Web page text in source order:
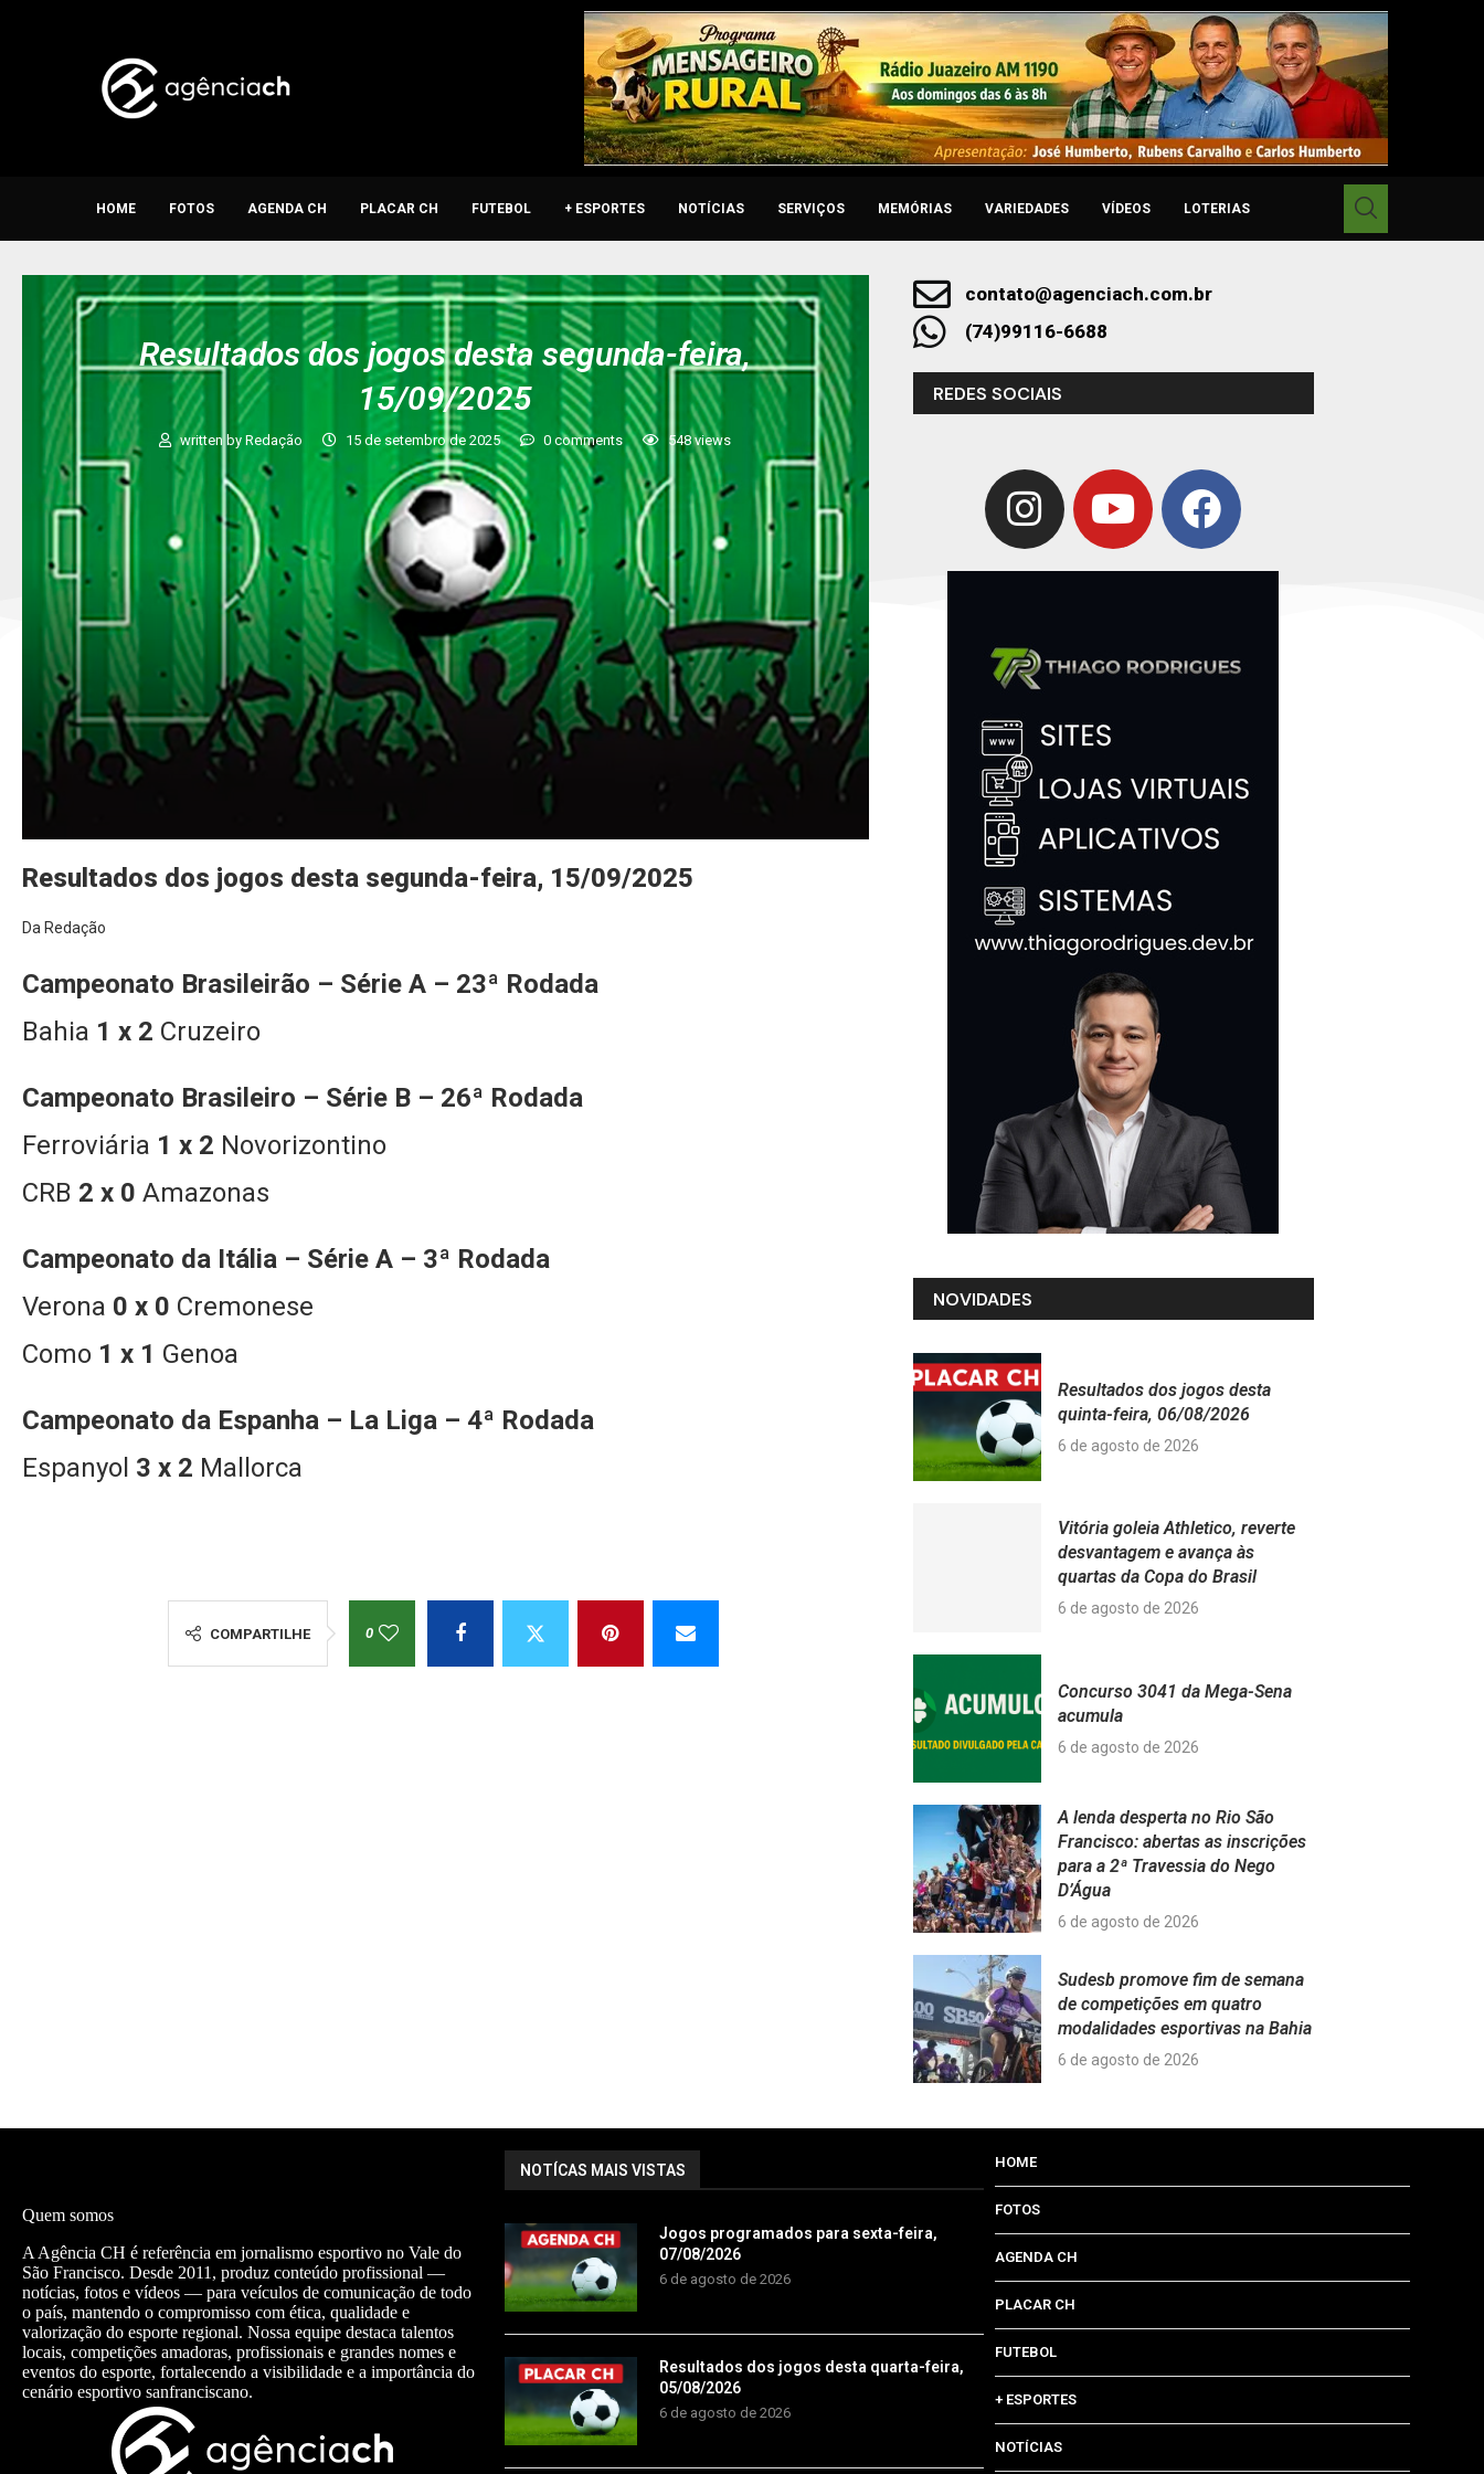
HOME FOTOS AGENDA CH PLACAR CH FUTEBOL + ESPORTES NOTÍCIAS SERVIÇOS MEMÓRIAS VARIEDADES VÍDEOS LOTERIAS
Resultados dos jogos desta segunda-feira,
15/09/2025
written byRedação 15 de setembro de 2025 0 comments 548views
Resultados dos jogos desta segunda-feira, 15/09/2025
Da Redação
Campeonato Brasileirão – Série A – 23ª Rodada
Bahia 1 x 2 Cruzeiro
Campeonato Brasileiro – Série B – 26ª Rodada
Ferroviária 1 x 2 Novorizontino
CRB 2 x 0 Amazonas
Campeonato da Itália – Série A – 3ª Rodada
Verona 0 x 0 Cremonese
Como 1 x 1 Genoa
Campeonato da Espanha – La Liga – 4ª Rodada
Espanyol 3 x 2 Mallorca
COMPARTILHE 0
contato@agenciach.com.br
(74)99116-6688
REDES SOCIAIS
NOVIDADES
Resultados dos jogos desta
quinta-feira, 06/08/2026
6 de agosto de 2026
Vitória goleia Athletico, reverte
desvantagem e avança às
quartas da Copa do Brasil
6 de agosto de 2026
Concurso 3041 da Mega-Sena
acumula
6 de agosto de 2026
A lenda desperta no Rio São
Francisco: abertas as inscrições
para a 2ª Travessia do Nego
D’Água
6 de agosto de 2026
Sudesb promove fim de semana
de competições em quatro
modalidades esportivas na Bahia
6 de agosto de 2026
Quem somos
A Agência CH é referência em jornalismo esportivo no Vale do
São Francisco. Desde 2011, produz conteúdo profissional —
notícias, fotos e vídeos — para veículos de comunicação de todo
o país, mantendo o compromisso com ética, qualidade e
valorização do esporte regional. Nossa equipe destaca talentos
locais, competições amadoras, profissionais e grandes nomes e
eventos do esporte, fortalecendo a visibilidade e a importância do
cenário esportivo sanfranciscano.
NOTÍCAS MAIS VISTAS
Jogos programados para sexta-feira,
07/08/2026
6 de agosto de 2026
Resultados dos jogos desta quarta-feira,
05/08/2026
6 de agosto de 2026
HOME
FOTOS
AGENDA CH
PLACAR CH
FUTEBOL
+ ESPORTES
NOTÍCIAS